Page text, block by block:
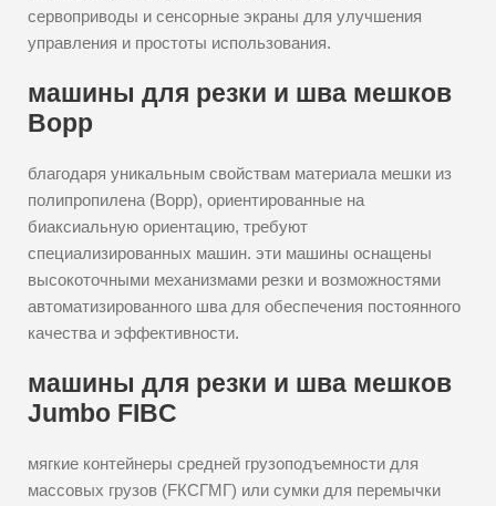
сервоприводы и сенсорные экраны для улучшения
управления и простоты использования.
машины для резки и шва мешков
Bopp
благодаря уникальным свойствам материала мешки из
полипропилена (Bopp), ориентированные на
биаксиальную ориентацию, требуют
специализированных машин. эти машины оснащены
высокоточными механизмами резки и возможностями
автоматизированного шва для обеспечения постоянного
качества и эффективности.
машины для резки и шва мешков
Jumbo FIBC
мягкие контейнеры средней грузоподъемности для
массовых грузов (FКСГМГ) или сумки для перемычки